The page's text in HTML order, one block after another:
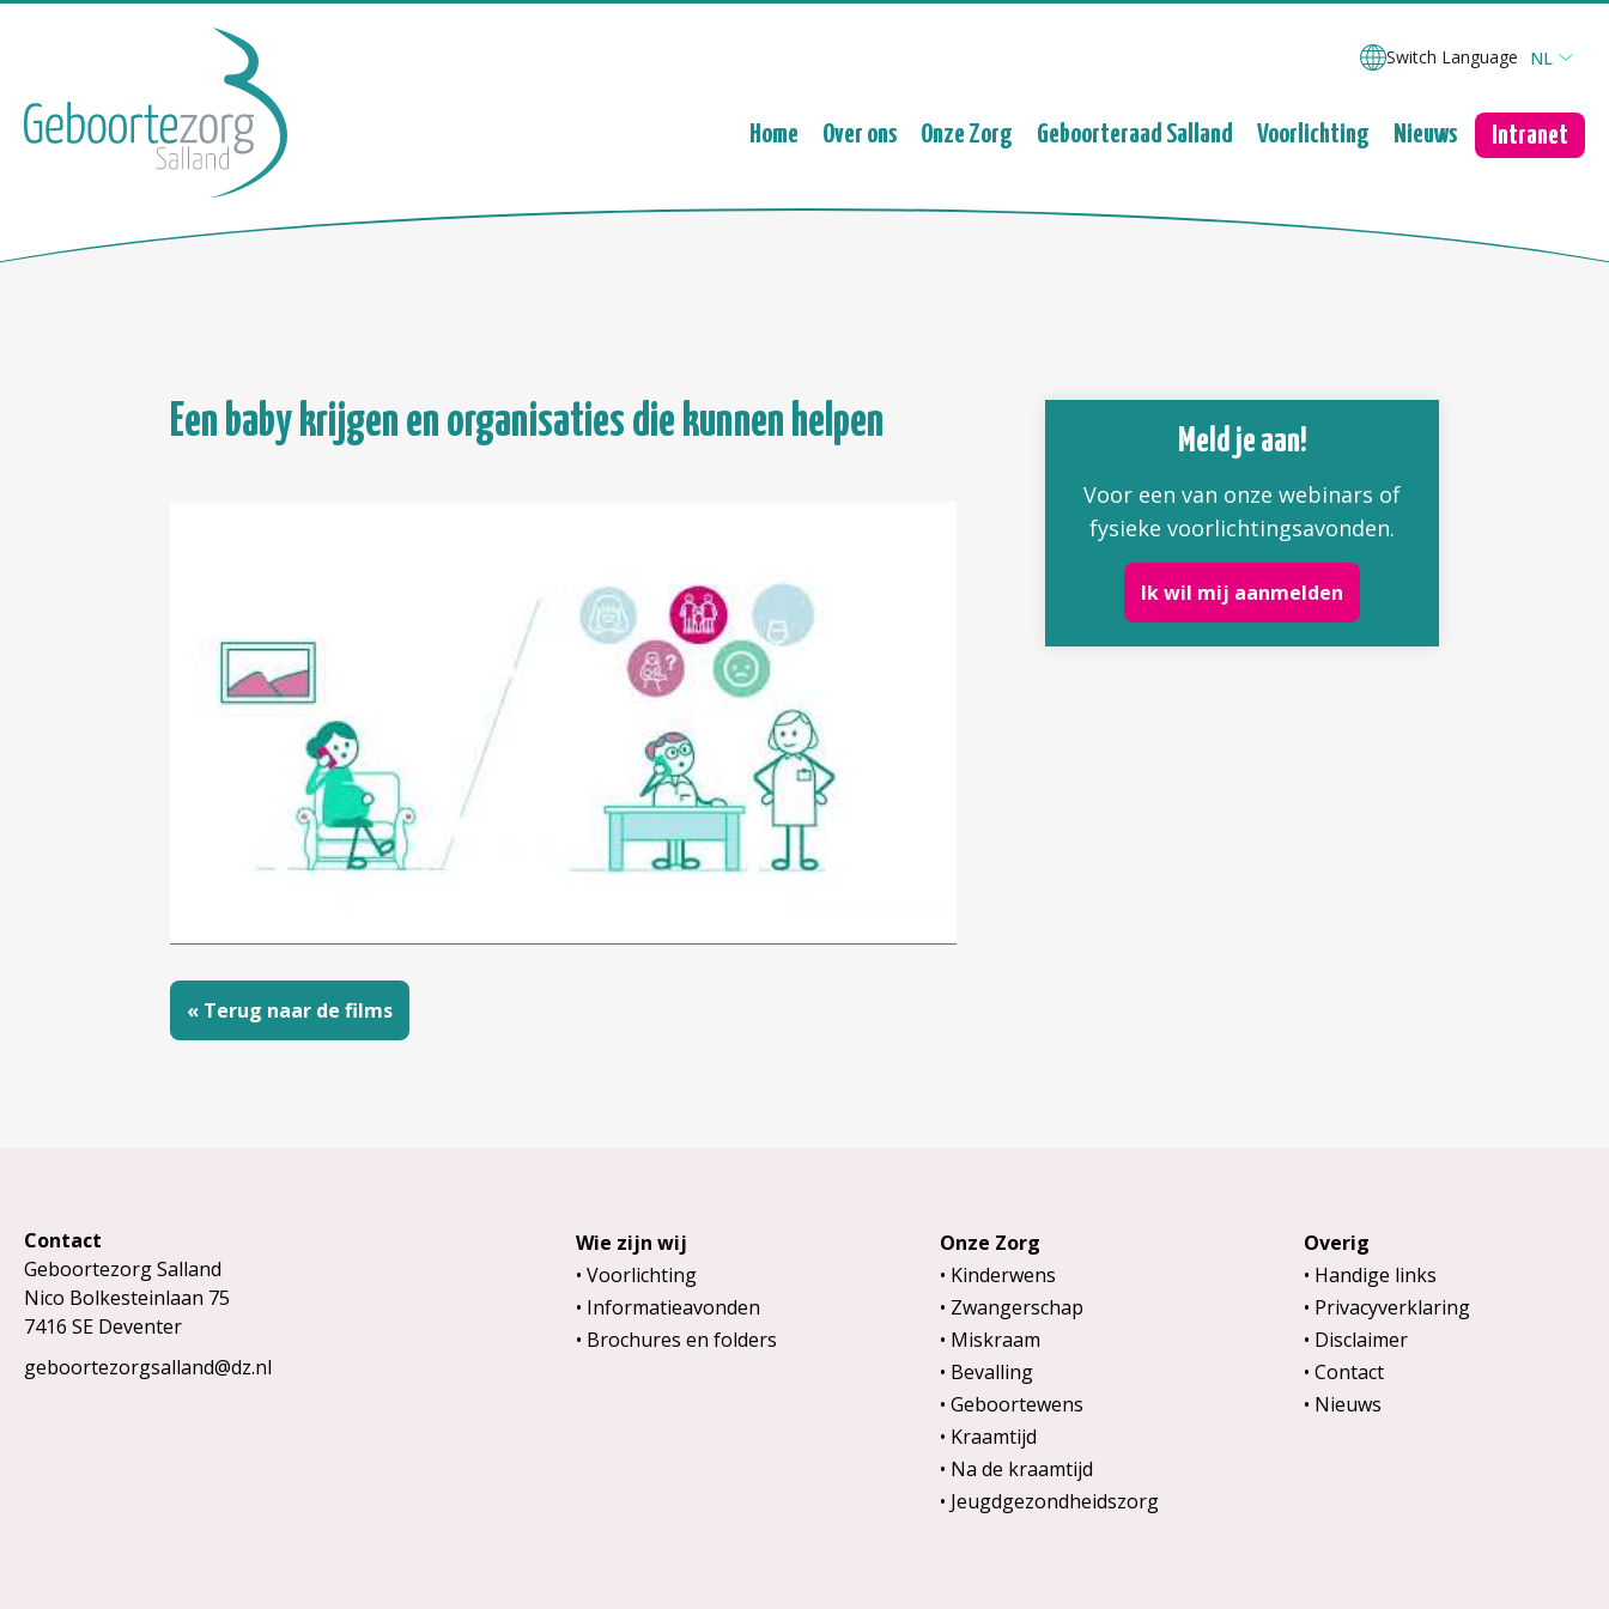
Switch Language NL
Home Over ons Onze Zorg Geboorteraad Salland Voorlichting Nieuws Intranet
Een baby krijgen en organisaties die kunnen helpen
« Terug naar de films
Meld je aan!
Voor een van onze webinars of
fysieke voorlichtingsavonden.
Ik wil mij aanmelden
Contact
Geboortezorg Salland
Nico Bolkesteinlaan 75
7416 SE Deventer
geboortezorgsalland@dz.nl
Wie zijn wij
Voorlichting
Informatieavonden
Brochures en folders
Onze Zorg
Kinderwens
Zwangerschap
Miskraam
Bevalling
Geboortewens
Kraamtijd
Na de kraamtijd
Jeugdgezondheidszorg
Overig
Handige links
Privacyverklaring
Disclaimer
Contact
Nieuws